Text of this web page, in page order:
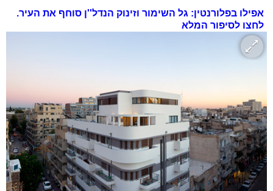
אפילו בפלורנטין: גל השימור וזינוק הנדל''ן סוחף את העיר.
לחצו לסיפור המלא